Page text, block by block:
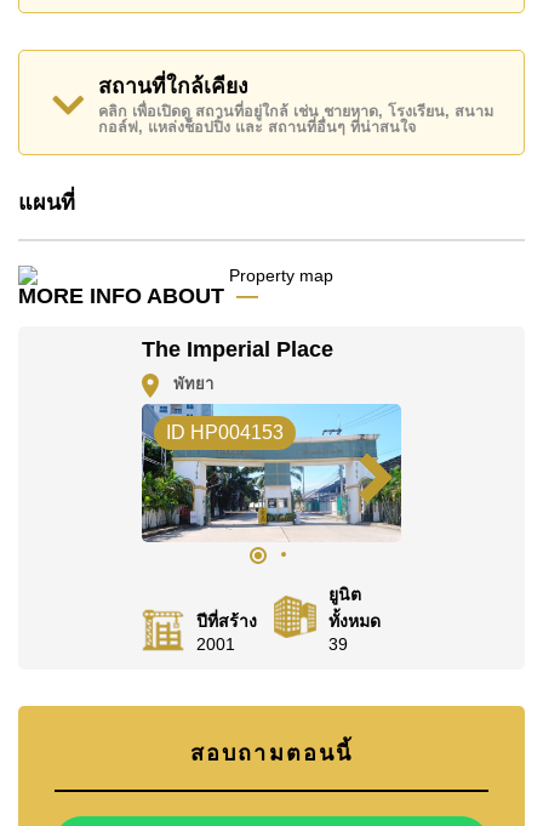
เก่า ไร่ ริมน้ำ และโรลลิ่งฮิลส์) , รพ.กรุงเทพพัทยา, โรง
พยาบาลพัทยาอินเตอร์เนชั่นแนล
อสังหาริมทรัพย์นี้มีไว้สำหรับขายในราคา ฿ 10,000,000
บาท
บริษัท
ค้นพบโอกาสในการทำให้ที่อยู่อาศัยนี้เป็นบ้านในฝันของ
คุณ!
ติดต่อ Cornerstone Real Estate โทร +6638411250
info@cornerstone.co.th
WhatsApp ของสำนักงาน:
@cornerstonepattaya
สถานที่ใกล้เคียง
คลิก เพื่อเปิดดู สถานที่อยู่ใกล้ เช่น ชายหาด, โรงเรียน, สนาม
กอล์ฟ, แหล่งช็อปปิ้ง และ สถานที่อื่นๆ ที่น่าสนใจ
แผนที่
MORE INFO ABOUT
The Imperial Place
พัทยา
ID HP004153
ปีที่สร้าง
2001
ยูนิต
ทั้งหมด
39
สอบถามตอนนี้